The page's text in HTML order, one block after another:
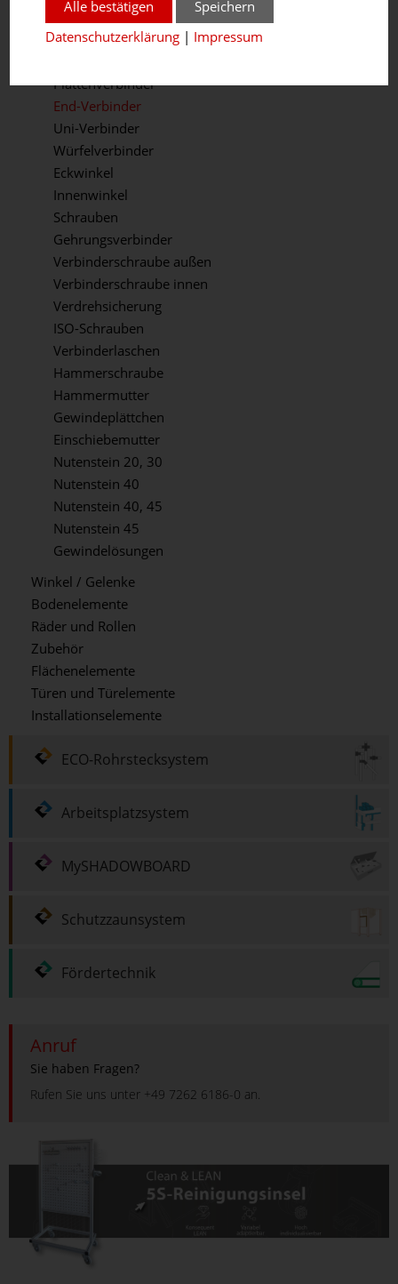
Hülsenverbinder
Stoßverbinder (HVS)
Plattenverbinder
End-Verbinder
Uni-Verbinder
Würfelverbinder
Eckwinkel
Innenwinkel
Schrauben
Gehrungsverbinder
Verbinderschraube außen
Verbinderschraube innen
Verdrehsicherung
ISO-Schrauben
Verbinderlaschen
Hammerschraube
Hammermutter
Gewindeplättchen
Einschiebemutter
Nutenstein 20, 30
Nutenstein 40
Nutenstein 40, 45
Nutenstein 45
Gewindelösungen
Winkel / Gelenke
Bodenelemente
Räder und Rollen
Zubehör
Flächenelemente
Türen und Türelemente
Installationselemente
ECO-Rohrstecksystem
Arbeitsplatzsystem
MySHADOWBOARD
Schutzzaunsystem
Fördertechnik
Anruf
Sie haben Fragen?
Rufen Sie uns unter +49 7262 6186-0 an.
Alle bestätigen
Speichern
Datenschutzerklärung | Impressum